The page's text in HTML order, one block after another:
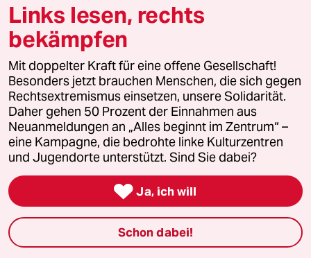
taz zahl ich
recherchefonds ausland
panterstiftung
panterpreis 2026
Podcast
bundestalk
Links lesen, rechts
bekämpfen
Mit doppelter Kraft für eine offene Gesellschaft!
Besonders jetzt brauchen Menschen, die sich gegen
Rechtsextremismus einsetzen, unsere Solidarität.
Daher gehen 50 Prozent der Einnahmen aus
Neuanmeldungen an „Alles beginnt im Zentrum“ –
eine Kampagne, die bedrohte linke Kulturzentren
und Jugendorte unterstützt. Sind Sie dabei?
 Ja, ich will
Schon dabei!